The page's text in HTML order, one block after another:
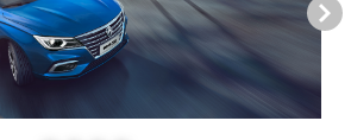
Next